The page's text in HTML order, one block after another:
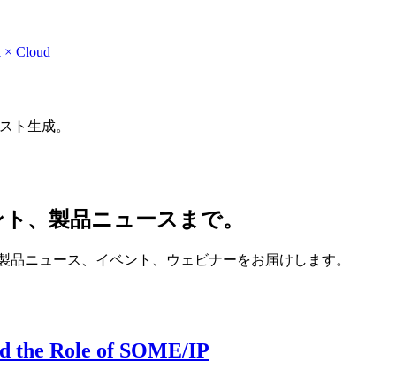
× Cloud
ト生成。
、製品ニュースまで。
品ニュース、イベント、ウェビナーをお届けします。
the Role of SOME/IP